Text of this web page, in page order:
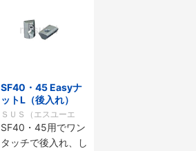
SF40・45 Easyナ
ットL（後入れ）
ＳＵＳ（エスユーエ
ス）
SF40・45用でワン
タッチで後入れ、し